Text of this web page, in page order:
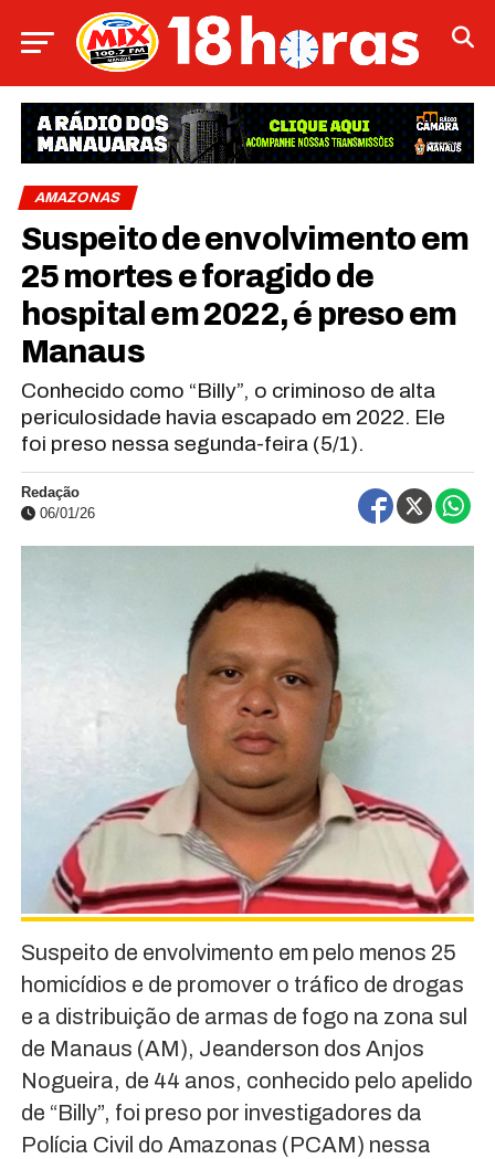
AMAZONAS
Suspeito de envolvimento em
25 mortes e foragido de
hospital em 2022, é preso em
Manaus
Conhecido como “Billy”, o criminoso de alta
periculosidade havia escapado em 2022. Ele
foi preso nessa segunda-feira (5/1).
Redação
06/01/26
Suspeito de envolvimento em pelo menos 25
homicídios e de promover o tráfico de drogas
e a distribuição de armas de fogo na zona sul
de Manaus (AM), Jeanderson dos Anjos
Nogueira, de 44 anos, conhecido pelo apelido
de “Billy”, foi preso por investigadores da
Polícia Civil do Amazonas (PCAM) nessa